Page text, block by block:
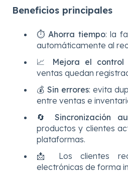
Beneficios principales
⏱️ Ahorra tiempo: la
automáticamente al
📈 Mejora el control
ventas quedan
💰 Sin errores: evita
entre ventas e
🔄Sincronización
productos y clientes
plataformas.
📩 Los clientes
electrónicas de forma